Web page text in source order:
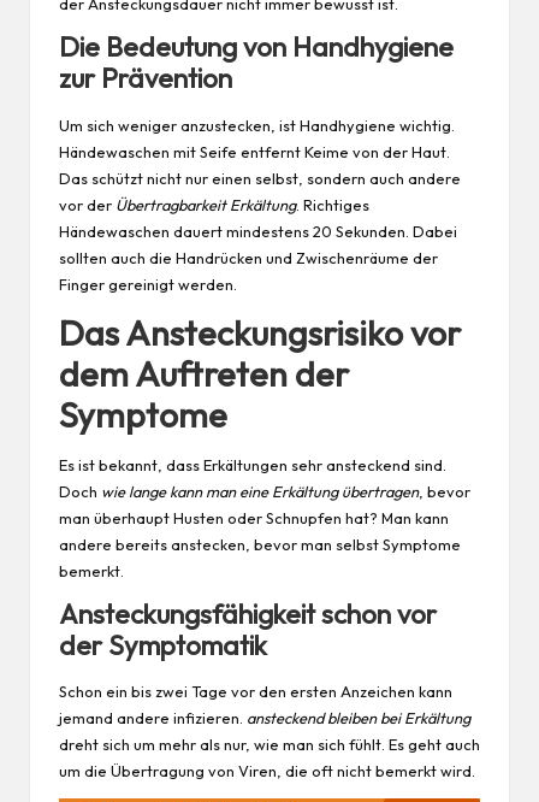
Die Bedeutung von Handhygiene
zur Prävention
Um sich weniger anzustecken, ist Handhygiene wichtig.
Händewaschen mit Seife entfernt Keime von der Haut.
Das schützt nicht nur einen selbst, sondern auch andere
vor der Übertragbarkeit Erkältung. Richtiges
Händewaschen dauert mindestens 20 Sekunden. Dabei
sollten auch die Handrücken und Zwischenräume der
Finger gereinigt werden.
Das Ansteckungsrisiko vor
dem Auftreten der
Symptome
Es ist bekannt, dass Erkältungen sehr ansteckend sind.
Doch wie lange kann man eine Erkältung übertragen, bevor
man überhaupt Husten oder Schnupfen hat? Man kann
andere bereits anstecken, bevor man selbst Symptome
bemerkt.
Ansteckungsfähigkeit schon vor
der Symptomatik
Schon ein bis zwei Tage vor den ersten Anzeichen kann
jemand andere infizieren. ansteckend bleiben bei Erkältung
dreht sich um mehr als nur, wie man sich fühlt. Es geht auch
um die Übertragung von Viren, die oft nicht bemerkt wird.